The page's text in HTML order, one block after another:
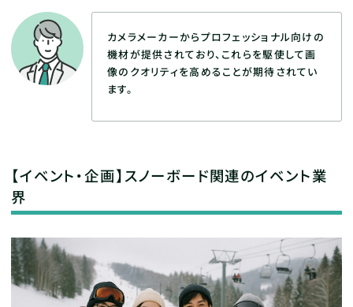
カメラメーカーからプロフェッショナル向けの
機材が提供されており、これらを駆使して画
像のクオリティを高めることが期待されてい
ます。
【イベント・企画】スノーボード関連のイベント業
界